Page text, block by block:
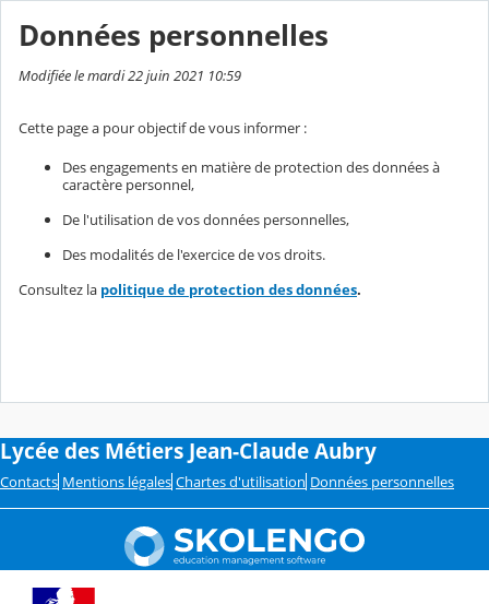
Données personnelles
Modifiée le mardi 22 juin 2021 10:59
Cette page a pour objectif de vous informer :
Des engagements en matière de protection des données à
caractère personnel,
De l'utilisation de vos données personnelles,
Des modalités de l'exercice de vos droits.
Consultez la politique de protection des données.
Lycée des Métiers Jean-Claude Aubry
Contacts Mentions légales Chartes d'utilisation Données personnelles